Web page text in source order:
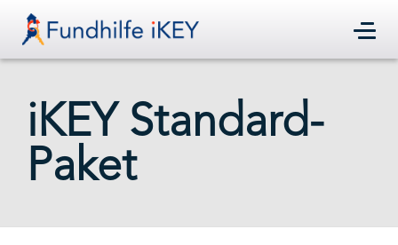
iKEY Standard-
Paket